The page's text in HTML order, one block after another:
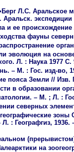
Л.С. Аральское
Аральск.
и ее
фауны
эволюция на
Л. : Наука 1977 С.
– М. : Гос. изд-во,
пояса Земли // Изв.
в образовании
– М. ; Л. :
северных
: Географгиз,
на